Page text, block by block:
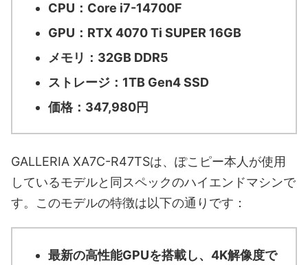
CPU：Core i7-14700F
GPU：RTX 4070 Ti SUPER 16GB
メモリ：32GB DDR5
ストレージ：1TB Gen4 SSD
価格：347,980円
GALLERIA XA7C-R47TSは、ぽこピー本人が使用
しているモデルと同スペックのハイエンドマシンで
す。このモデルの特徴は以下の通りです：
最新の高性能GPUを搭載し、4K解像度で